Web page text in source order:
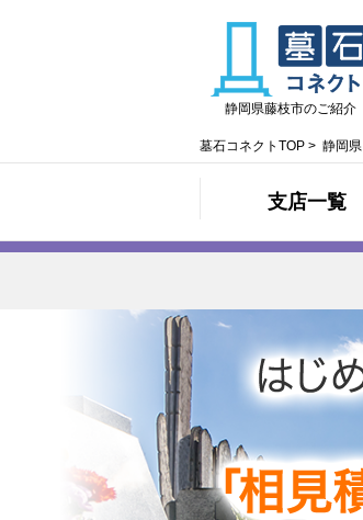
静岡県藤枝市のご紹介
墓石コネクトTOP > 静岡県
支店一覧